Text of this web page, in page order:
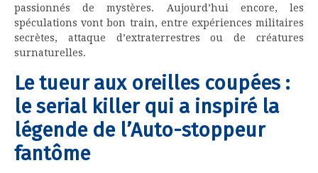
passionnés de mystères. Aujourd’hui encore, les
spéculations vont bon train, entre expériences militaires
secrètes, attaque d’extraterrestres ou de créatures
surnaturelles.
Le tueur aux oreilles coupées :
le serial killer qui a inspiré la
légende de l’Auto-stoppeur
fantôme